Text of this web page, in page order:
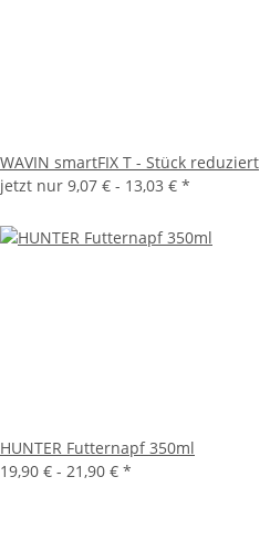
WAVIN smartFIX T - Stück reduziert
jetzt nur 9,07 € - 13,03 € *
HUNTER Futternapf 350ml
19,90 € - 21,90 € *